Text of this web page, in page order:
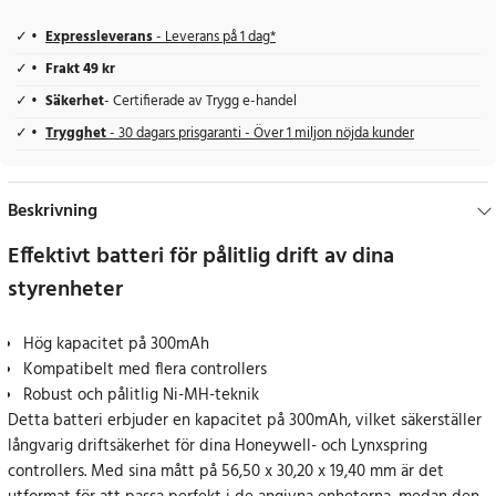
Expressleverans- Leverans på 1 dag*
Frakt 49 kr
Säkerhet- Certifierade av Trygg e-handel
Trygghet- 30 dagars prisgaranti - Över 1 miljon nöjda kunder
Beskrivning
Effektivt batteri för pålitlig drift av dina
styrenheter
Hög kapacitet på 300mAh
Kompatibelt med flera controllers
Robust och pålitlig Ni-MH-teknik
Detta batteri erbjuder en kapacitet på 300mAh, vilket säkerställer
långvarig driftsäkerhet för dina Honeywell- och Lynxspring
controllers. Med sina mått på 56,50 x 30,20 x 19,40 mm är det